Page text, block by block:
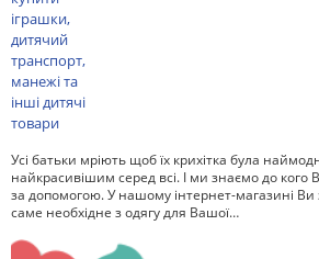
Усі батьки мріють щоб їх крихітка була
найкрасивішим серед всі. І ми знаємо до кого
за допомогою. У нашому інтернет-магазині
саме необхідне з одягу для Вашої…